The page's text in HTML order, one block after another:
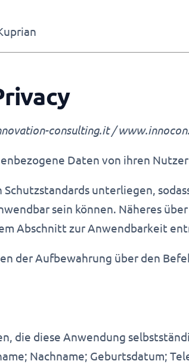
consulting.it /
Daten von ihren
unterliegen,
sein können. Näheres
Abschnitt zur Anwendbarkeit
der Aufbewahrung über den
die diese Anwendung
Nachname; Geburtsdatum;